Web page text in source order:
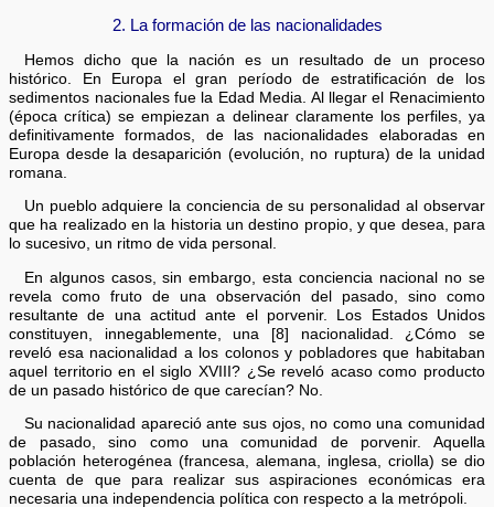
2. La formación de las nacionalidades
Hemos dicho que la nación es un resultado de un proceso
histórico. En Europa el gran período de estratificación de los
sedimentos nacionales fue la Edad Media. Al llegar el Renacimiento
(época crítica) se empiezan a delinear claramente los perfiles, ya
definitivamente formados, de las nacionalidades elaboradas en
Europa desde la desaparición (evolución, no ruptura) de la unidad
romana.
Un pueblo adquiere la conciencia de su personalidad al observar
que ha realizado en la historia un destino propio, y que desea, para
lo sucesivo, un ritmo de vida personal.
En algunos casos, sin embargo, esta conciencia nacional no se
revela como fruto de una observación del pasado, sino como
resultante de una actitud ante el porvenir. Los Estados Unidos
constituyen, innegablemente, una [8] nacionalidad. ¿Cómo se
reveló esa nacionalidad a los colonos y pobladores que habitaban
aquel territorio en el siglo XVIII? ¿Se reveló acaso como producto
de un pasado histórico de que carecían? No.
Su nacionalidad apareció ante sus ojos, no como una comunidad
de pasado, sino como una comunidad de porvenir. Aquella
población heterogénea (francesa, alemana, inglesa, criolla) se dio
cuenta de que para realizar sus aspiraciones económicas era
necesaria una independencia política con respecto a la metrópoli.